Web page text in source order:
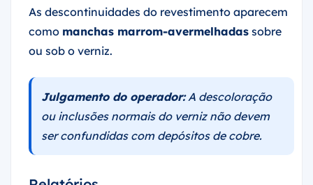
As descontinuidades do revestimento aparecem
como manchas marrom-avermelhadas sobre
ou sob o verniz.
Julgamento do operador:A descoloração
ou inclusões normais do verniz não devem
ser confundidas com depósitos de cobre.